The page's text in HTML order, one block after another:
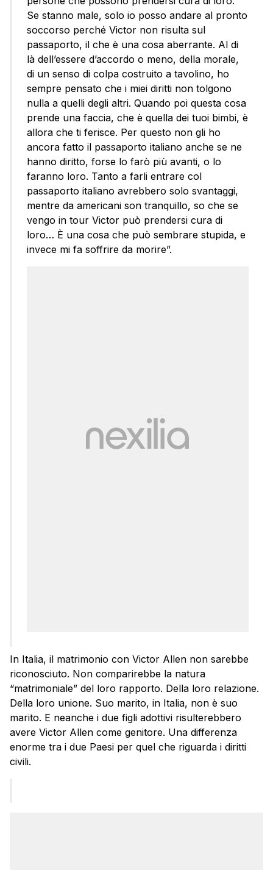
Se stanno male, solo io posso andare al pronto
soccorso perché Victor non risulta sul
passaporto, il che è una cosa aberrante. Al di
là dell’essere d’accordo o meno, della morale,
di un senso di colpa costruito a tavolino, ho
sempre pensato che i miei diritti non tolgono
nulla a quelli degli altri. Quando poi questa cosa
prende una faccia, che è quella dei tuoi bimbi, è
allora che ti ferisce. Per questo non gli ho
ancora fatto il passaporto italiano anche se ne
hanno diritto, forse lo farò più avanti, o lo
faranno loro. Tanto a farli entrare col
passaporto italiano avrebbero solo svantaggi,
mentre da americani son tranquillo, so che se
vengo in tour Victor può prendersi cura di
loro… È una cosa che può sembrare stupida, e
invece mi fa soffrire da morire”.
In Italia, il matrimonio con Victor Allen non sarebbe
riconosciuto. Non comparirebbe la natura
“matrimoniale” del loro rapporto. Della loro relazione.
Della loro unione. Suo marito, in Italia, non è suo
marito. E neanche i due figli adottivi risulterebbero
avere Victor Allen come genitore. Una differenza
enorme tra i due Paesi per quel che riguarda i diritti
civili.